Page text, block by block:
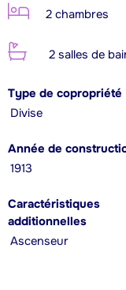
2 chambres
2 salles de
Type de copropriété
Divise
Année de
1913
Caractéristiques
additionnelles
Ascenseur